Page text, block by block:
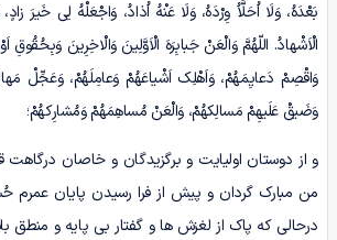
بَعْدَهُ، وَلَا اُحَلَّاُ وِرْدَهُ، وَلَا عَنْهُ اُذادُ، وَاجْعَلْهُ لِی خَیرَ
الْاَشْهادُ. اللّهُمَّ وَالْعَنْ جَبابِرَهَ الْاَوَّلِینَ وَالْاخِرِینَ وَبِحُقُوقِ
وَاقْصِمْ دَعایِمَهُمْ، وَاَهْلِک اَشْیاعَهُمْ وَعامِلَهُمْ، وَعَجِّلْ
وَضَیقْ عَلَیهِمْ مَسالِکهُمْ، وَالْعَنْ مُساهِمَهُمْ وَمُشارِکهُمْ؛
و از دوستان اولیایت و برگزیدگان و خاصان درگاهت
من مبارک گردان و پیش از فرا رسیدن پایان عمرم
درحالی که پاک از لغزش ها و گفتار بی پایه و منطق